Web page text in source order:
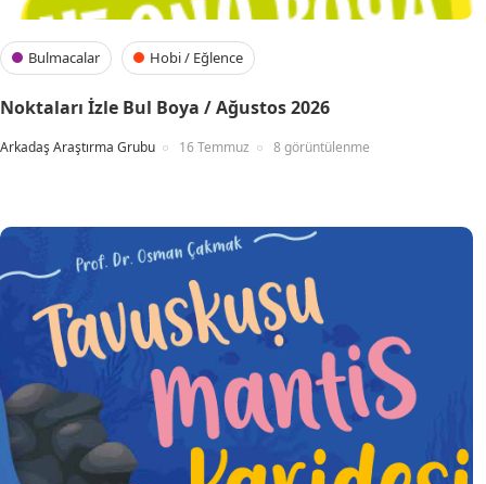
Bulmacalar Hobi / Eğlence
Noktaları İzle Bul Boya / Ağustos 2026
Arkadaş Araştırma Grubu 16 Temmuz 8 görüntülenme